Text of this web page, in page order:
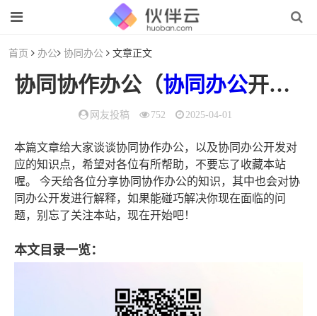
首页 办公 协同办公 文章正文
协同协作办公（协同办公开发）
网友投稿 752 2025-04-01
本篇文章给大家谈谈协同协作办公，以及协同办公开发对
应的知识点，希望对各位有所帮助，不要忘了收藏本站
喔。 今天给各位分享协同协作办公的知识，其中也会对协
同办公开发进行解释，如果能碰巧解决你现在面临的问
题，别忘了关注本站，现在开始吧！
本文目录一览：